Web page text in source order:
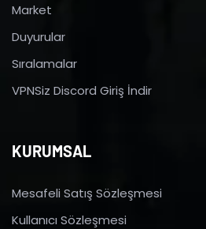
Market
Duyurular
Sıralamalar
VPNSiz Discord Giriş İndir
KURUMSAL
Mesafeli Satış Sözleşmesi
Kullanıcı Sözleşmesi